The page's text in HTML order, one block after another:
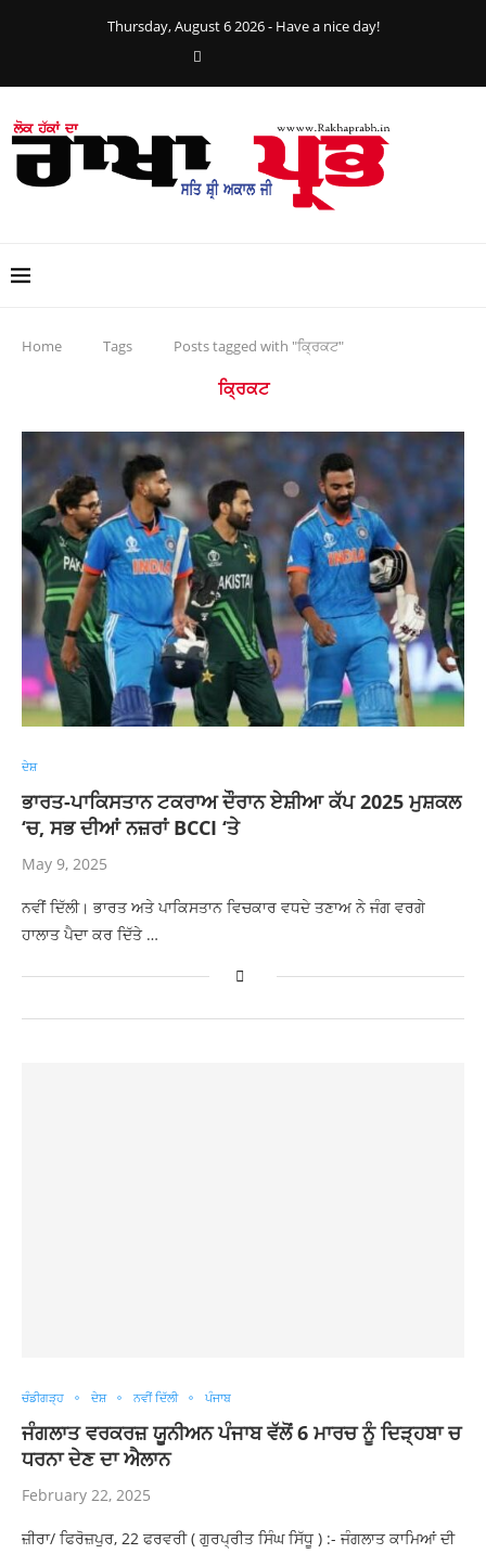
Thursday, August 6 2026 - Have a nice day!
Home Tags Posts tagged with "ਕ੍ਰਿਕਟ"
ਕ੍ਰਿਕਟ
ਦੇਸ਼
ਭਾਰਤ-ਪਾਕਿਸਤਾਨ ਟਕਰਾਅ ਦੌਰਾਨ ਏਸ਼ੀਆ ਕੱਪ 2025 ਮੁਸ਼ਕਲ
‘ਚ, ਸਭ ਦੀਆਂ ਨਜ਼ਰਾਂ BCCI ‘ਤੇ
May 9, 2025
ਨਵੀਂ ਦਿੱਲੀ। ਭਾਰਤ ਅਤੇ ਪਾਕਿਸਤਾਨ ਵਿਚਕਾਰ ਵਧਦੇ ਤਣਾਅ ਨੇ ਜੰਗ ਵਰਗੇ
ਹਾਲਾਤ ਪੈਦਾ ਕਰ ਦਿੱਤੇ …
ਚੰਡੀਗੜ੍ਹ ਦੇਸ਼ ਨਵੀਂ ਦਿੱਲੀ ਪੰਜਾਬ
ਜੰਗਲਾਤ ਵਰਕਰਜ਼ ਯੂਨੀਅਨ ਪੰਜਾਬ ਵੱਲੋਂ 6 ਮਾਰਚ ਨੂੰ ਦਿੜ੍ਹਬਾ ਚ
ਧਰਨਾ ਦੇਣ ਦਾ ਐਲਾਨ
February 22, 2025
ਜ਼ੀਰਾ/ ਫਿਰੋਜ਼ਪੁਰ, 22 ਫਰਵਰੀ ( ਗੁਰਪ੍ਰੀਤ ਸਿੰਘ ਸਿੱਧੂ ) :- ਜੰਗਲਾਤ ਕਾਮਿਆਂ ਦੀ